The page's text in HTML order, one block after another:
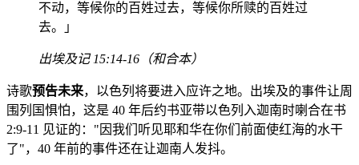
不动，等候你的百姓过去，等候你所赎的百姓过
去。」
出埃及记 15:14-16（和合本）
诗歌预告未来，以色列将要进入应许之地。出埃及的事件让周
围列国惧怕，这是 40 年后约书亚带以色列入迦南时喇合在书
2:9-11 见证的："因我们听见耶和华在你们前面使红海的水干
了"，40 年前的事件还在让迦南人发抖。